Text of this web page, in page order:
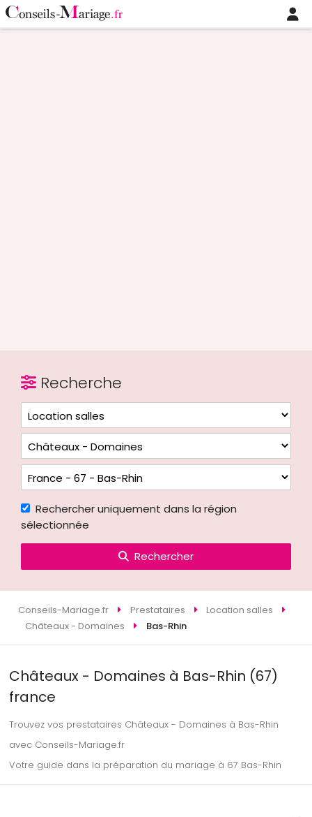
Recherche
Rechercher uniquement dans la région
sélectionnée
Rechercher
Conseils-Mariage.fr Prestataires
Location salles
Châteaux - Domaines
Bas-Rhin
Châteaux - Domaines à Bas-Rhin (67)
france
Trouvez vos prestataires Châteaux - Domaines à Bas-Rhin
avec Conseils-Mariage.fr
Votre guide dans la préparation du mariage à 67 Bas-Rhin